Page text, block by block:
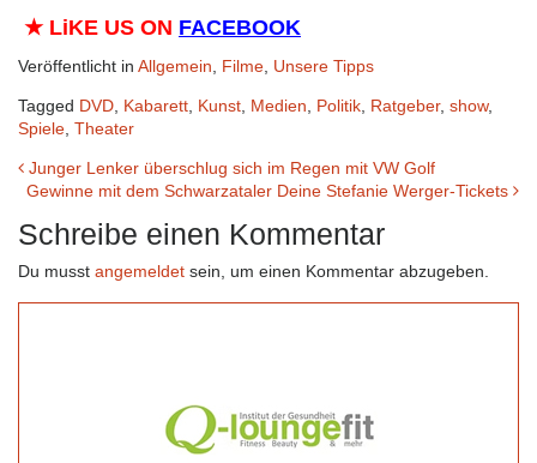
★ LiKE US ON FACEBOOK
Veröffentlicht in Allgemein Filme Unsere Tipps
Tagged DVD Kabarett Kunst Medien Politik Ratgeber, show,
Spiele Theater
Beitrags-
Navigation
Junger Lenker überschlug sich im Regen mit VW Golf
Gewinne mit dem Schwarzataler Deine Stefanie Werger-Tickets
Schreibe einen Kommentar
Du musst angemeldet sein, um einen Kommentar abzugeben.